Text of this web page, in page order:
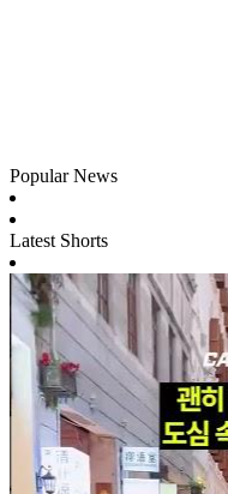
Popular News
Latest Shorts